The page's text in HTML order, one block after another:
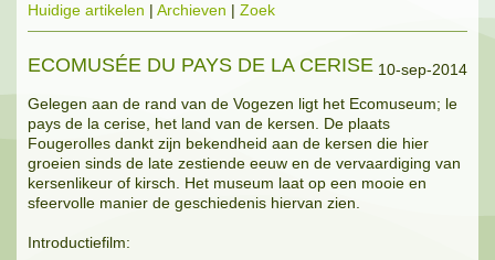
Huidige artikelen | Archieven | Zoek
ECOMUSÉE DU PAYS DE LA CERISE 10-sep-2014
Gelegen aan de rand van de Vogezen ligt het Ecomuseum; le
pays de la cerise, het land van de kersen. De plaats
Fougerolles dankt zijn bekendheid aan de kersen die hier
groeien sinds de late zestiende eeuw en de vervaardiging van
kersenlikeur of kirsch. Het museum laat op een mooie en
sfeervolle manier de geschiedenis hiervan zien.
Introductiefilm: